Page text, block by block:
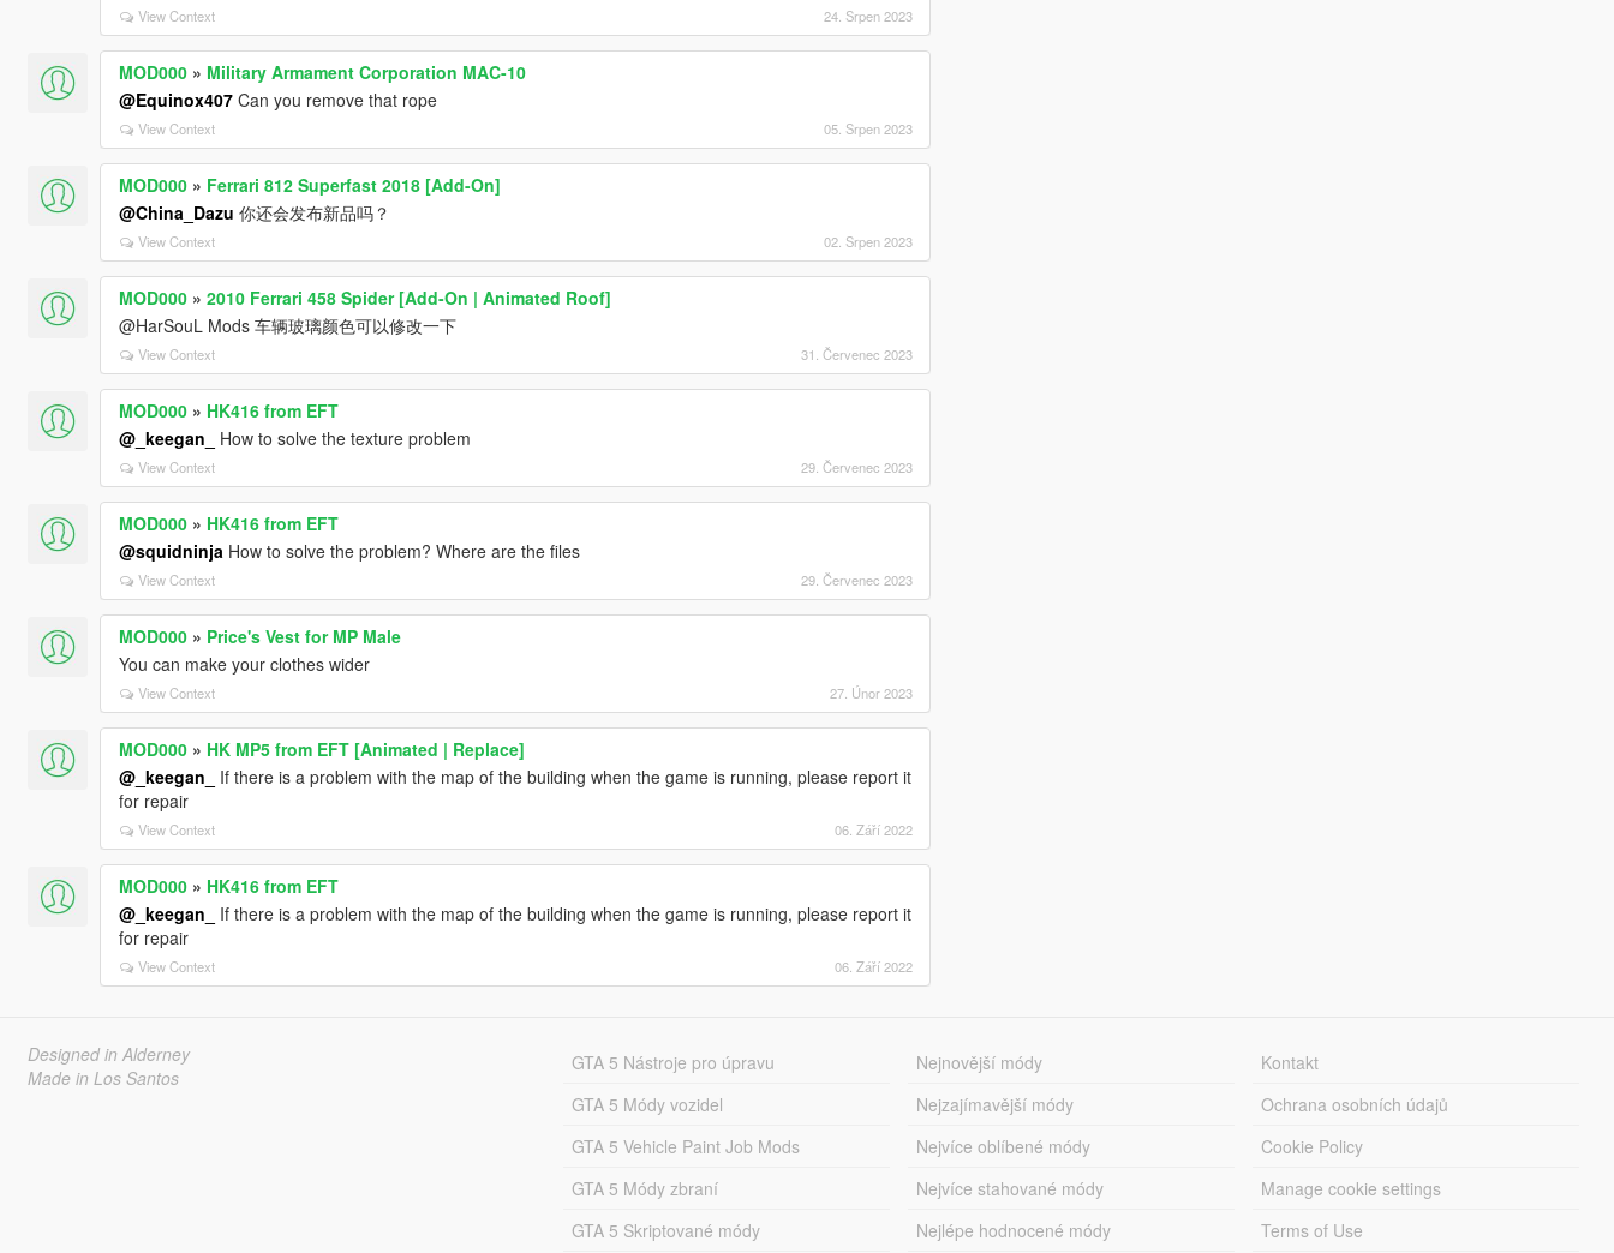
View Context 24. Srpen 2023
MOD000» Military Armament Corporation MAC-10
@Equinox407Can you remove that rope
View Context 05. Srpen 2023
MOD000» Ferrari 812 Superfast 2018 [Add-On]
@China_Dazu 你还会发布新品吗？
View Context 02. Srpen 2023
MOD000» 2010 Ferrari 458 Spider [Add-On | Animated Roof]
@HarSouL Mods 车辆玻璃颜色可以修改一下
View Context 31. Červenec 2023
MOD000» HK416 from EFT
@_keegan_
How to solve the texture problem
View Context 29. Červenec 2023
MOD000» HK416 from EFT
@squidninja How to solve the problem? Where are the files
View Context 29. Červenec 2023
MOD000» Price's Vest for MP Male
You can make your clothes wider
View Context 27. Únor 2023
MOD000» HK MP5 from EFT [Animated | Replace]
@_keegan_
If there is a problem with the map of the building when the game is running, please report it
for repair
View Context 06. Září 2022
MOD000» HK416 from EFT
@_keegan_
If there is a problem with the map of the building when the game is running, please report it
for repair
View Context 06. Září 2022
Designed in Alderney
Made in Los Santos
GTA 5 Nástroje pro úpravu
GTA 5 Módy vozidel
GTA 5 Vehicle Paint Job Mods
GTA 5 Módy zbraní
GTA 5 Skriptované módy
Nejnovější módy
Nejzajímavější módy
Nejvíce oblíbené módy
Nejvíce stahované módy
Nejlépe hodnocené módy
Kontakt
Ochrana osobních údajů
Cookie Policy
Manage cookie settings
Terms of Use